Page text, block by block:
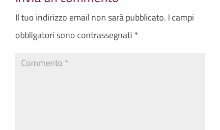
Il tuo indirizzo email non sarà pubblicato. I campi
obbligatori sono contrassegnati *